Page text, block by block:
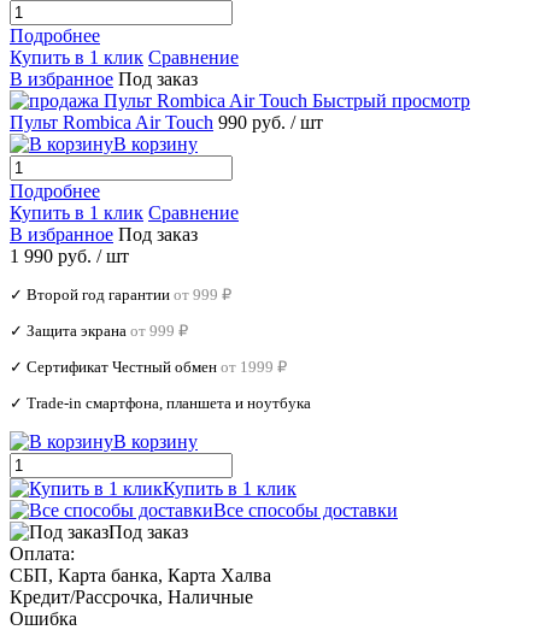
Подробнее
Купить в 1 клик Сравнение
В избранное Под заказ
Быстрый просмотр
Пульт Rombica Air Touch 990 руб. / шт
В корзину
Подробнее
Купить в 1 клик Сравнение
В избранное Под заказ
1 990 руб. / шт
✓ Второй год гарантии от 999 ₽
✓ Защита экрана от 999 ₽
✓ Сертификат Честный обмен от 1999 ₽
✓ Trade‑in смартфона, планшета и ноутбука
В корзину
Купить в 1 клик
Все способы доставки
Под заказ
Оплата:
СБП, Карта банка, Карта Халва
Кредит/Рассрочка, Наличные
Ошибка